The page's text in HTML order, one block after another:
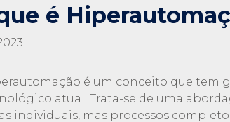
é
é um conceito que tem
atual. Trata-se de uma
individuais, mas processos